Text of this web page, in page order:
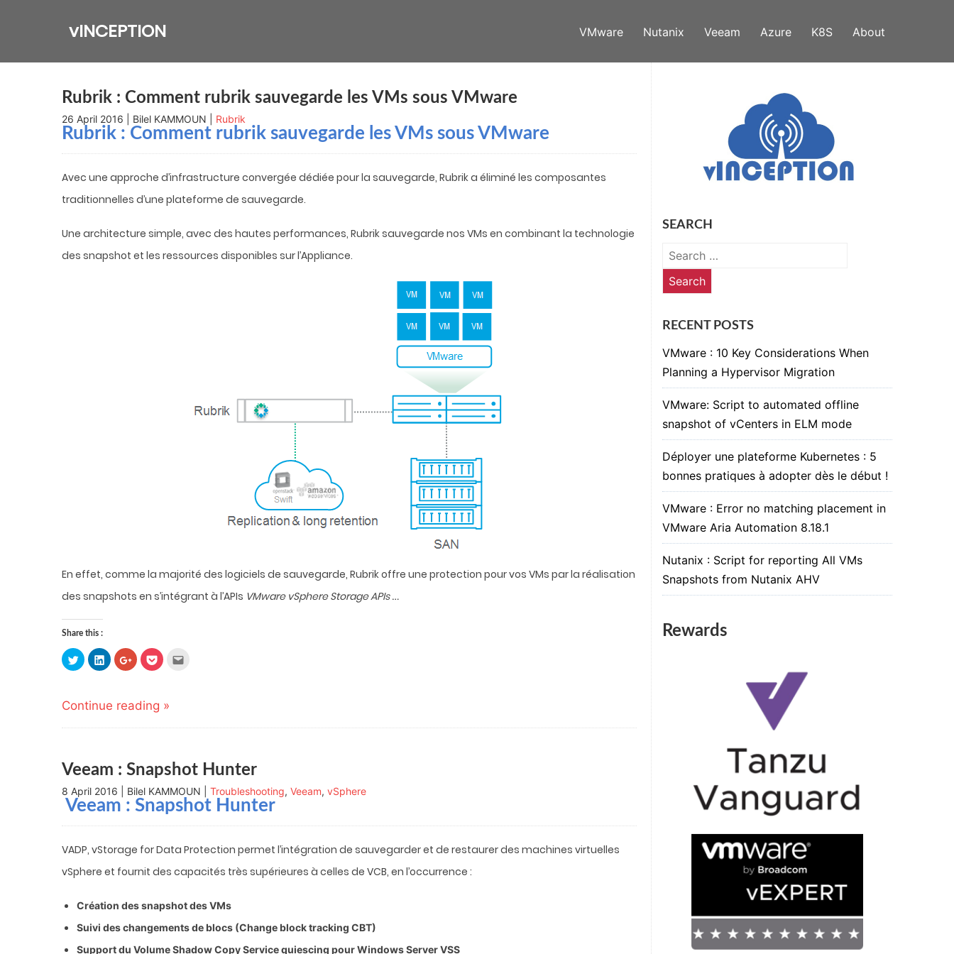
vINCEPTION VMware Nutanix Veeam Azure K8S About
Rubrik : Comment rubrik sauvegarde les VMs sous VMware
26 April 2016 | Bilel KAMMOUN | Rubrik
Rubrik : Comment rubrik sauvegarde les VMs sous VMware
Avec une approche d’infrastructure convergée dédiée pour la sauvegarde, Rubrik a éliminé les composantes
traditionnelles d’une plateforme de sauvegarde.
Une architecture simple, avec des hautes performances, Rubrik sauvegarde nos VMs en combinant la technologie
des snapshot et les ressources disponibles sur l’Appliance.
En effet, comme la majorité des logiciels de sauvegarde, Rubrik offre une protection pour vos VMs par la réalisation
des snapshots en s’intégrant à l’APIs VMware vSphere Storage APIs…
Share this :
Click
to
share
(Opens
in
window)
Click
to
share
in
window)
Click
to
share
(Opens
in
window)
Click
to
in
window)
in
Continue reading »
Veeam : Snapshot Hunter
8 April 2016 | Bilel KAMMOUN | Troubleshooting, Veeam, vSphere
Veeam : Snapshot Hunter
VADP, vStorage for Data Protection permet l’intégration de sauvegarder et de restaurer des machines virtuelles
vSphere et fournit des capacités très supérieures à celles de VCB, en l’occurrence :
Création des snapshot des VMs
Suivi des changements de blocs (Change block tracking CBT)
Support du Volume Shadow Copy Service quiescing pour Windows Server VSS
SEARCH
Search
for:
RECENT POSTS
VMware : 10 Key Considerations When
Planning a Hypervisor Migration
VMware: Script to automated offline
snapshot of vCenters in ELM mode
Déployer une plateforme Kubernetes : 5
bonnes pratiques à adopter dès le début !
VMware : Error no matching placement in
VMware Aria Automation 8.18.1
Nutanix : Script for reporting All VMs
Snapshots from Nutanix AHV
Rewards